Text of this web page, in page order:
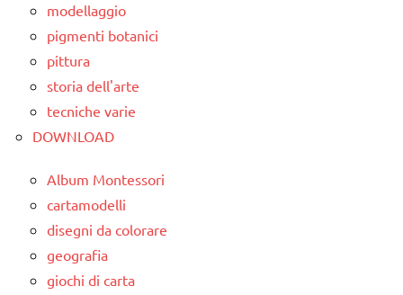
Primavera
STAGIONI
TUTTI GLI
PER ETA'
ARTICOLI
anni
3 ai
6
anni
SCIENTIFICI
SCIENZE
TUTTI GLI
ARGOMENTI
PER ETA'
modellaggio
pigmenti botanici
pittura
storia dell'arte
tecniche varie
DOWNLOAD
Album Montessori
cartamodelli
disegni da colorare
geografia
giochi di carta